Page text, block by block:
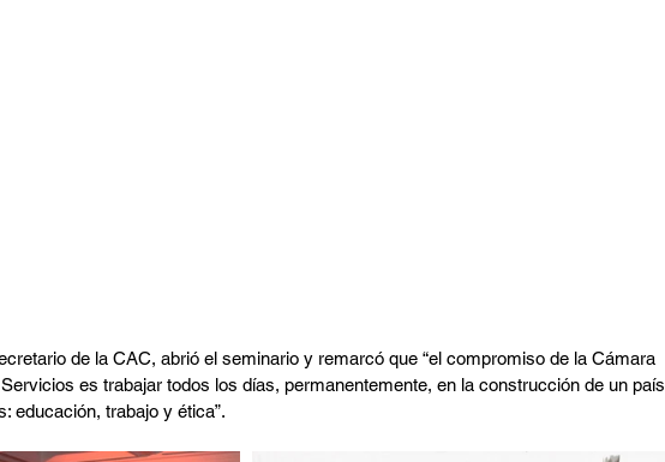
de la CAC, abrió el seminario y remarcó que “el compromiso de la Cámara
es trabajar todos los días, permanentemente, en la construcción de un país
educación, trabajo y ética”.